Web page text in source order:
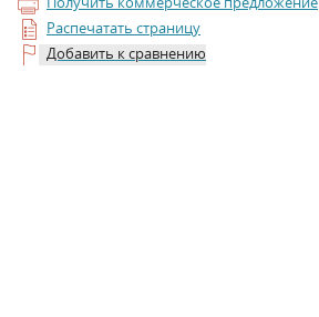
Распечатать страницу
Добавить к сравнению